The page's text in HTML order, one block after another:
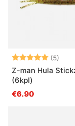
Arvio: (5)
Z-man Hula
(6kpl)
€6.90